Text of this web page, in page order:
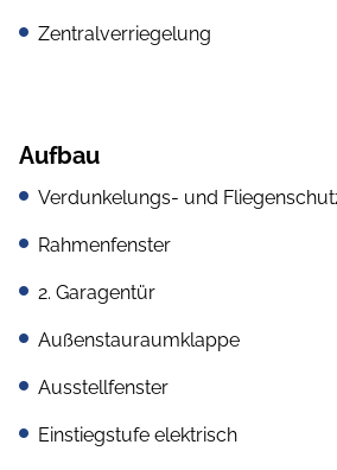
Zentralverriegelung
Aufbau
Verdunkelungs- und
Rahmenfenster
2. Garagentür
Außenstauraumklappe
Ausstellfenster
Einstiegstufe elektrisch